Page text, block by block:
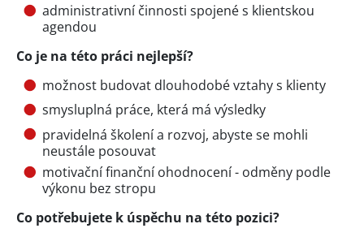
administrativní činnosti spojené s klientskou
agendou
Co je na této práci nejlepší?
možnost budovat dlouhodobé vztahy s klienty
smysluplná práce, která má výsledky
pravidelná školení a rozvoj, abyste se mohli
neustále posouvat
motivační finanční ohodnocení - odměny podle
výkonu bez stropu
Co potřebujete k úspěchu na této pozici?